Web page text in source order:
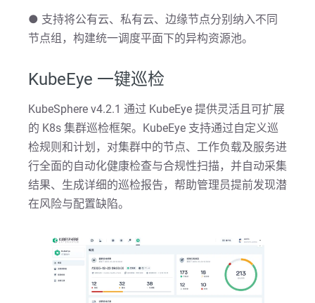
● 支持将公有云、私有云、边缘节点分别纳入不同
节点组，构建统一调度平面下的异构资源池。
KubeEye 一键巡检
KubeSphere v4.2.1 通过 KubeEye 提供灵活且可扩展
的 K8s 集群巡检框架。KubeEye 支持通过自定义巡
检规则和计划，对集群中的节点、工作负载及服务进
行全面的自动化健康检查与合规性扫描，并自动采集
结果、生成详细的巡检报告，帮助管理员提前发现潜
在风险与配置缺陷。